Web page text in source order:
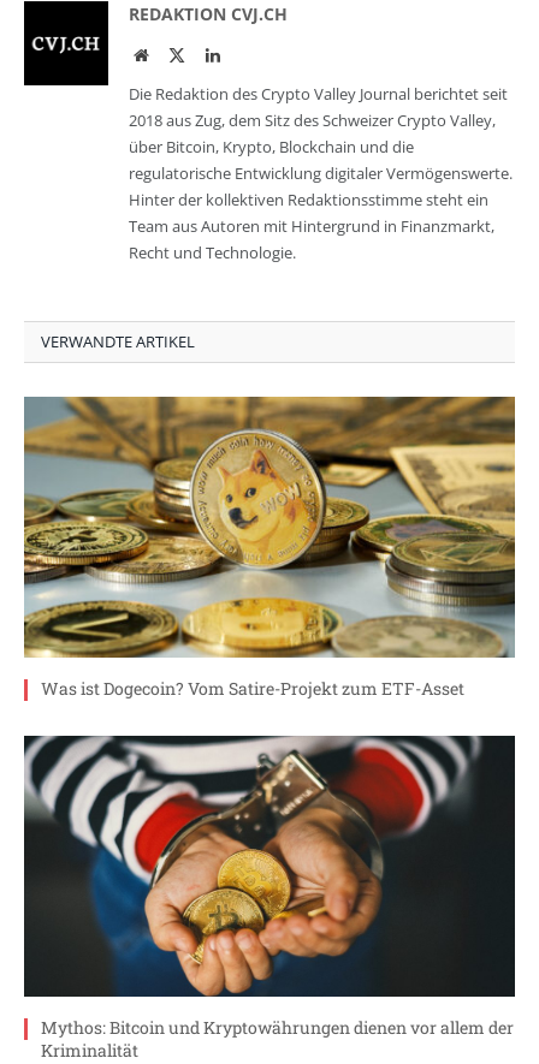
REDAKTION CVJ.CH
WebsiteTwitterLinkedIn
Die Redaktion des Crypto Valley Journal berichtet seit
2018 aus Zug, dem Sitz des Schweizer Crypto Valley,
über Bitcoin, Krypto, Blockchain und die
regulatorische Entwicklung digitaler Vermögenswerte.
Hinter der kollektiven Redaktionsstimme steht ein
Team aus Autoren mit Hintergrund in Finanzmarkt,
Recht und Technologie.
VERWANDTE ARTIKEL
Was ist Dogecoin? Vom Satire-Projekt zum ETF-Asset
Mythos: Bitcoin und Kryptowährungen dienen vor allem der
Kriminalität